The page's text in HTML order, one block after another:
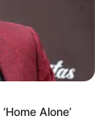
Alone’